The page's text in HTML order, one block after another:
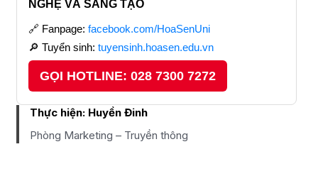
NGHỆ VÀ SÁNG TẠO
🔗 Fanpage: facebook.com/HoaSenUni
🔎 Tuyển sinh: tuyensinh.hoasen.edu.vn
GỌI HOTLINE: 028 7300 7272
Thực hiện: Huyền Đinh
Phòng Marketing – Truyền thông